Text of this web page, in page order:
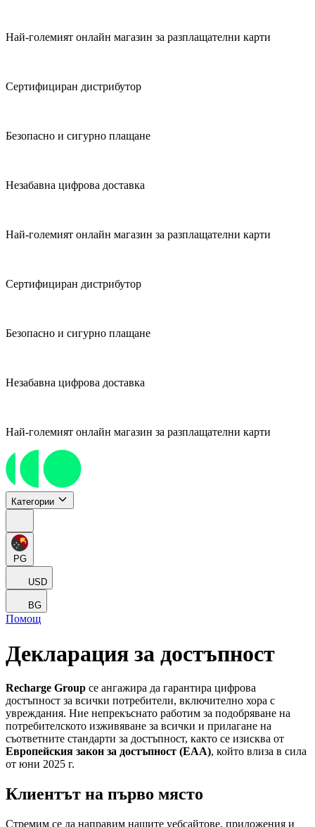
Най-големият онлайн магазин за разплащателни карти
Сертифициран дистрибутор
Безопасно и сигурно плащане
Незабавна цифрова доставка
Най-големият онлайн магазин за разплащателни карти
Сертифициран дистрибутор
Безопасно и сигурно плащане
Незабавна цифрова доставка
Най-големият онлайн магазин за разплащателни карти
Категории
PG
USD
BG
Помощ
Декларация за достъпност
Recharge Group се ангажира да гарантира цифрова
достъпност за всички потребители, включително хора с
увреждания. Ние непрекъснато работим за подобряване на
потребителското изживяване за всички и прилагане на
съответните стандарти за достъпност, както се изисква от
Европейския закон за достъпност (EAA), който влиза в сила
от юни 2025 г.
Клиентът на първо място
Стремим се да направим нашите уебсайтове, приложения и